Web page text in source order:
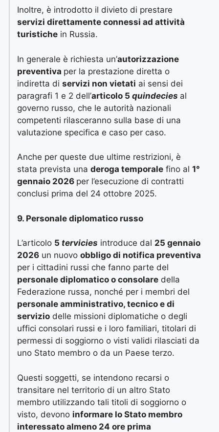
Inoltre, è introdotto il divieto di prestare
servizi direttamente connessi ad attività
turistiche in Russia.
In generale è richiesta un’autorizzazione
preventiva per la prestazione diretta o
indiretta di servizi non vietati ai sensi dei
paragrafi 1 e 2 dell’articolo 5 quindecies al
governo russo, che le autorità nazionali
competenti rilasceranno sulla base di una
valutazione specifica e caso per caso.
Anche per queste due ultime restrizioni, è
stata prevista una deroga temporale fino al 1°
gennaio 2026 per l’esecuzione di contratti
conclusi prima del 24 ottobre 2025.
9. Personale diplomatico russo
L’articolo 5 tervicies introduce dal 25 gennaio
2026 un nuovo obbligo di notifica preventiva
per i cittadini russi che fanno parte del
personale diplomatico o consolare della
Federazione russa, nonché per i membri del
personale amministrativo, tecnico e di
servizio delle missioni diplomatiche o degli
uffici consolari russi e i loro familiari, titolari di
permessi di soggiorno o visti validi rilasciati da
uno Stato membro o da un Paese terzo.
Questi soggetti, se intendono recarsi o
transitare nel territorio di un altro Stato
membro utilizzando tali titoli di soggiorno o
visto, devono informare lo Stato membro
interessato almeno 24 ore prima